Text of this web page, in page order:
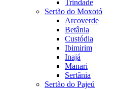
Trindade
Sertão do Moxotó
Arcoverde
Betânia
Custódia
Ibimirim
Inajá
Manari
Sertânia
Sertão do Pajeú